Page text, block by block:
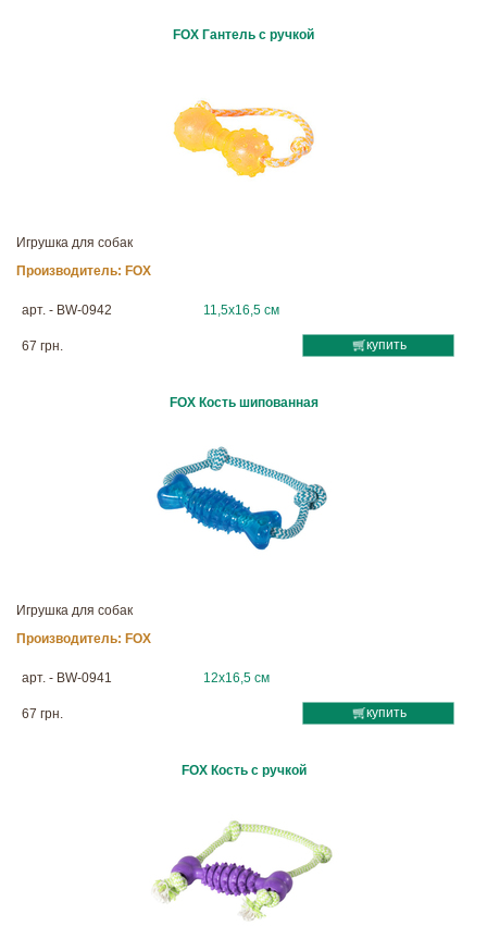
FOX Гантель с ручкой
Игрушка для собак
Производитель: FOX
арт. - BW-0942 11,5х16,5 см
67 грн. купить
FOX Кость шипованная
Игрушка для собак
Производитель: FOX
арт. - BW-0941 12х16,5 см
67 грн. купить
FOX Кость с ручкой